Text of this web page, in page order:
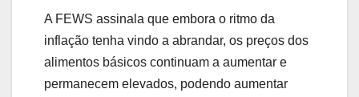
A FEWS assinala que embora o ritmo da
inflação tenha vindo a abrandar, os preços dos
alimentos básicos continuam a aumentar e
permanecem elevados, podendo aumentar